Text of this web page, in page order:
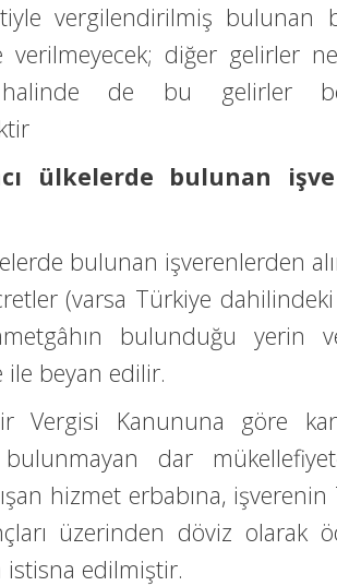
vergilendirilmiş bulunan
verilmeyecek; diğer gelirler
de bu gelirler
ülkelerde bulunan
bulunan işverenlerden
(varsa Türkiye
bulunduğu yerin
ile beyan edilir.
Vergisi Kanununa göre
bulunmayan dar
hizmet erbabına, işverenin
üzerinden döviz olarak
edilmiştir.